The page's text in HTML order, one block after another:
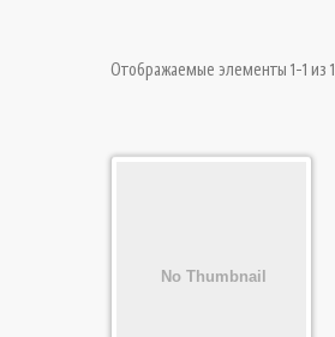
Отображаемые элементы 1-1 из 1